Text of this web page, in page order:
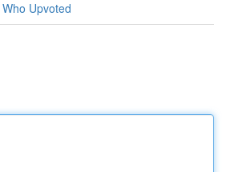
Who Upvoted